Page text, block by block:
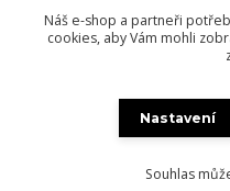
Copyright @ FREESTYLE-
Vytvořeno na
Náš e-shop a partneři
cookies, aby Vám mohli
Nastavení
Souhlas